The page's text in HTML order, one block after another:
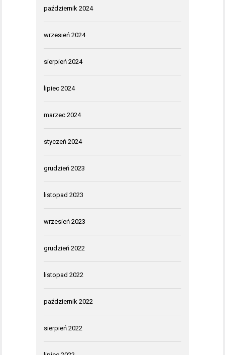
październik 2024
wrzesień 2024
sierpień 2024
lipiec 2024
marzec 2024
styczeń 2024
grudzień 2023
listopad 2023
wrzesień 2023
grudzień 2022
listopad 2022
październik 2022
sierpień 2022